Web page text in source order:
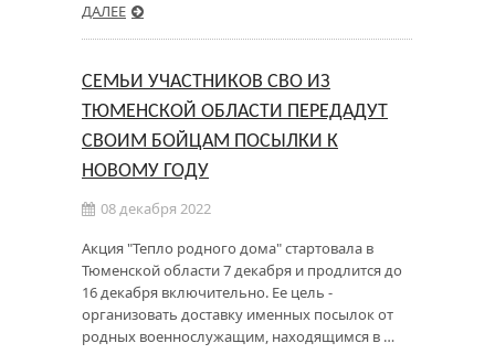
ДАЛЕЕ
СЕМЬИ УЧАСТНИКОВ СВО ИЗ
ТЮМЕНСКОЙ ОБЛАСТИ ПЕРЕДАДУТ
СВОИМ БОЙЦАМ ПОСЫЛКИ К
НОВОМУ ГОДУ
08 декабря 2022
Акция "Тепло родного дома" стартовала в
Тюменской области 7 декабря и продлится до
16 декабря включительно. Ее цель -
организовать доставку именных посылок от
родных военнослужащим, находящимся в …